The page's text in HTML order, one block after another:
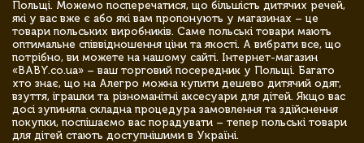
Польщі. Можемо посперечатися, що більшість дитячих речей,
які у вас вже є або які вам пропонують у магазинах – це
товари польських виробників. Саме польські товари мають
оптимальне співвідношення ціни та якості. А вибрати все, що
потрібно, ви можете на нашому сайті. Інтернет-магазин
«BABY.co.ua» – ваш торговий посередник у Польщі. Багато
хто знає, що на Алегро можна купити дешево дитячий одяг,
взуття, іграшки та різноманітні аксесуари для дітей. Якщо вас
досі зупиняла складна процедура замовлення та здійснення
покупки, поспішаємо вас порадувати – тепер польські товари
для дітей стають доступнішими в Україні.